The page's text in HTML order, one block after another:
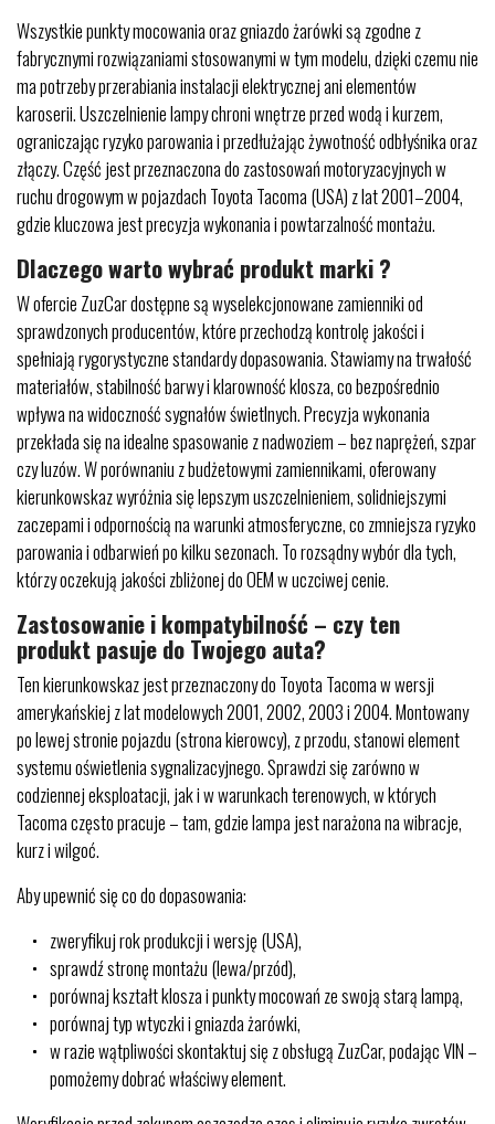
Wszystkie punkty mocowania oraz gniazdo żarówki są zgodne z
fabrycznymi rozwiązaniami stosowanymi w tym modelu, dzięki czemu nie
ma potrzeby przerabiania instalacji elektrycznej ani elementów
karoserii. Uszczelnienie lampy chroni wnętrze przed wodą i kurzem,
ograniczając ryzyko parowania i przedłużając żywotność odbłyśnika oraz
złączy. Część jest przeznaczona do zastosowań motoryzacyjnych w
ruchu drogowym w pojazdach Toyota Tacoma (USA) z lat 2001–2004,
gdzie kluczowa jest precyzja wykonania i powtarzalność montażu.
Dlaczego warto wybrać produkt marki ?
W ofercie ZuzCar dostępne są wyselekcjonowane zamienniki od
sprawdzonych producentów, które przechodzą kontrolę jakości i
spełniają rygorystyczne standardy dopasowania. Stawiamy na trwałość
materiałów, stabilność barwy i klarowność klosza, co bezpośrednio
wpływa na widoczność sygnałów świetlnych. Precyzja wykonania
przekłada się na idealne spasowanie z nadwoziem – bez naprężeń, szpar
czy luzów. W porównaniu z budżetowymi zamiennikami, oferowany
kierunkowskaz wyróżnia się lepszym uszczelnieniem, solidniejszymi
zaczepami i odpornością na warunki atmosferyczne, co zmniejsza ryzyko
parowania i odbarwień po kilku sezonach. To rozsądny wybór dla tych,
którzy oczekują jakości zbliżonej do OEM w uczciwej cenie.
Zastosowanie i kompatybilność – czy ten
produkt pasuje do Twojego auta?
Ten kierunkowskaz jest przeznaczony do Toyota Tacoma w wersji
amerykańskiej z lat modelowych 2001, 2002, 2003 i 2004. Montowany
po lewej stronie pojazdu (strona kierowcy), z przodu, stanowi element
systemu oświetlenia sygnalizacyjnego. Sprawdzi się zarówno w
codziennej eksploatacji, jak i w warunkach terenowych, w których
Tacoma często pracuje – tam, gdzie lampa jest narażona na wibracje,
kurz i wilgoć.
Aby upewnić się co do dopasowania:
zweryfikuj rok produkcji i wersję (USA),
sprawdź stronę montażu (lewa/przód),
porównaj kształt klosza i punkty mocowań ze swoją starą lampą,
porównaj typ wtyczki i gniazda żarówki,
w razie wątpliwości skontaktuj się z obsługą ZuzCar, podając VIN –
pomożemy dobrać właściwy element.